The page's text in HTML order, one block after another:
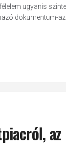
ugyanis
dokumentum-
az